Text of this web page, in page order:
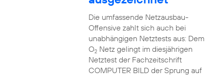
Die umfassende Netzausbau-
Offensive zahlt sich auch bei
unabhängigen Netztests aus: Dem
O2Netz gelingt im diesjährigen
Netztest der Fachzeitschrift
COMPUTER BILD der Sprung auf